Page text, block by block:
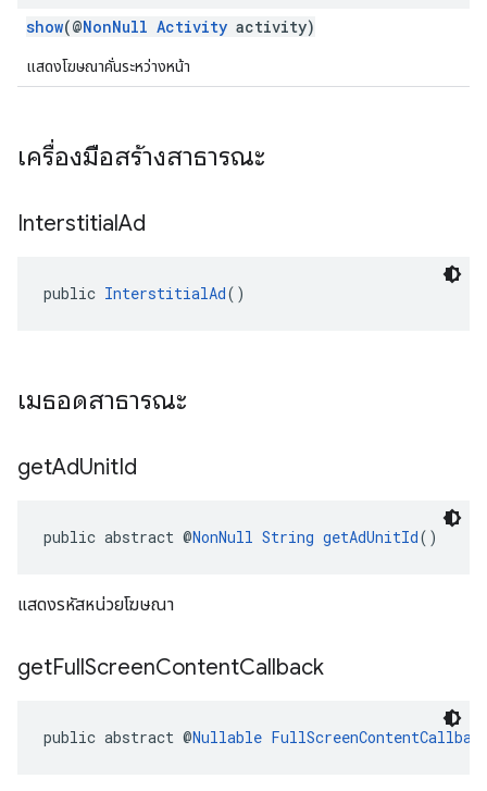
show(@NonNull Activity activity)
แสดงโฆษณาคั่นระหว่างหน้า
เครื่องมือสร้างสาธารณะ
InterstitialAd
public InterstitialAd()
เมธอดสาธารณะ
getAdUnitId
public abstract @NonNull String getAdUnitId()
แสดงรหัสหน่วยโฆษณา
getFullScreenContentCallback
public abstract @Nullable